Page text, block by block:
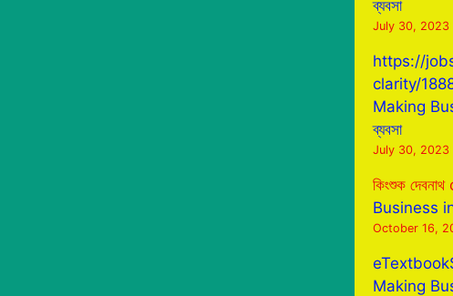
ব্যবসা
July 30, 2023
https://
clarity/
Making
ব্যবসা
July 30, 2023
কিংশুক দেবনাথ
Business in
October 16,
Making